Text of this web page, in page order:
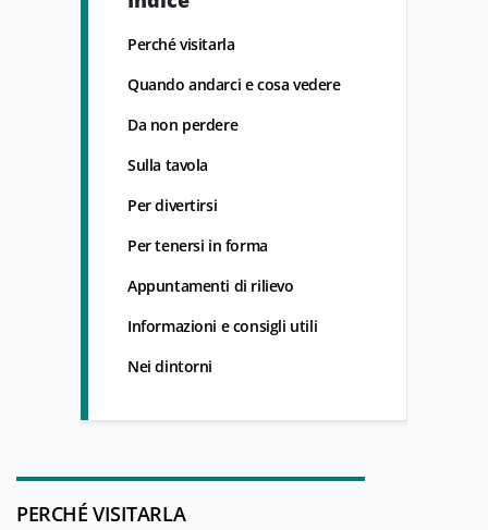
Perché visitarla
Quando andarci e cosa vedere
Da non perdere
Sulla tavola
Per divertirsi
Per tenersi in forma
Appuntamenti di rilievo
Informazioni e consigli utili
Nei dintorni
PERCHÉ VISITARLA